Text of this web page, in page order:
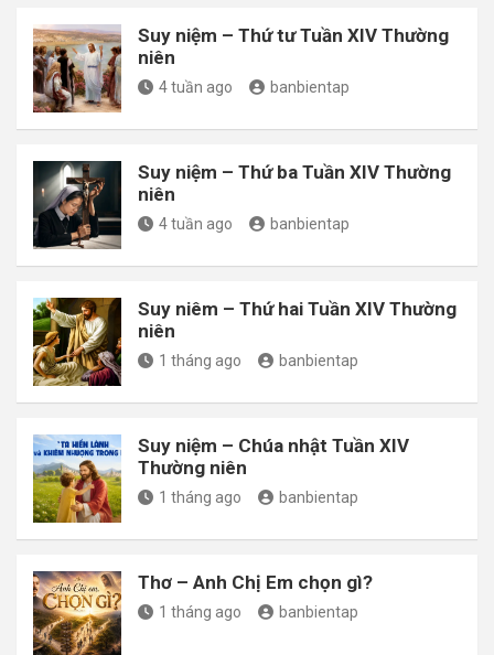
Suy niệm – Thứ tư Tuần XIV Thường
niên
4 tuần ago banbientap
Suy niệm – Thứ ba Tuần XIV Thường
niên
4 tuần ago banbientap
Suy niêm – Thứ hai Tuần XIV Thường
niên
1 tháng ago banbientap
Suy niệm – Chúa nhật Tuần XIV
Thường niên
1 tháng ago banbientap
Thơ – Anh Chị Em chọn gì?
1 tháng ago banbientap